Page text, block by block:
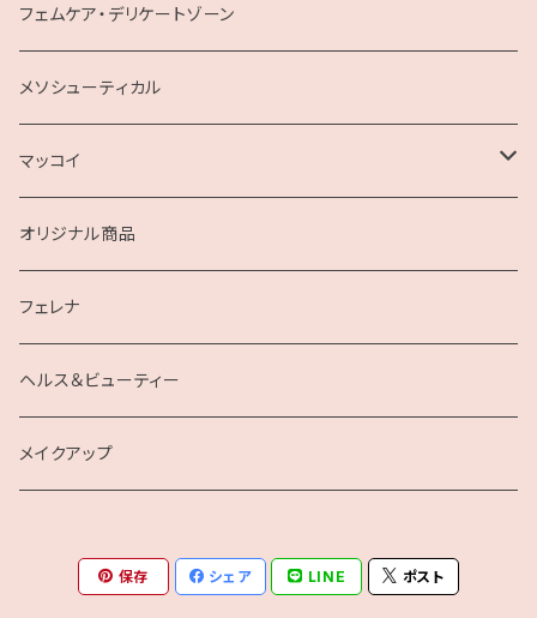
Ｖ３
ＶＯＳ
ＭＥＳ
ラッシュアディクト
フェムケア・デリケートゾーン
メソシューティカル
マッコイ
マクセリー
ノンＦシリーズ
ドルセット
ENEW
オリジナル商品
フェレナ
ヘルス＆ビューティー
メイクアップ
保存 シェア LINE ポスト